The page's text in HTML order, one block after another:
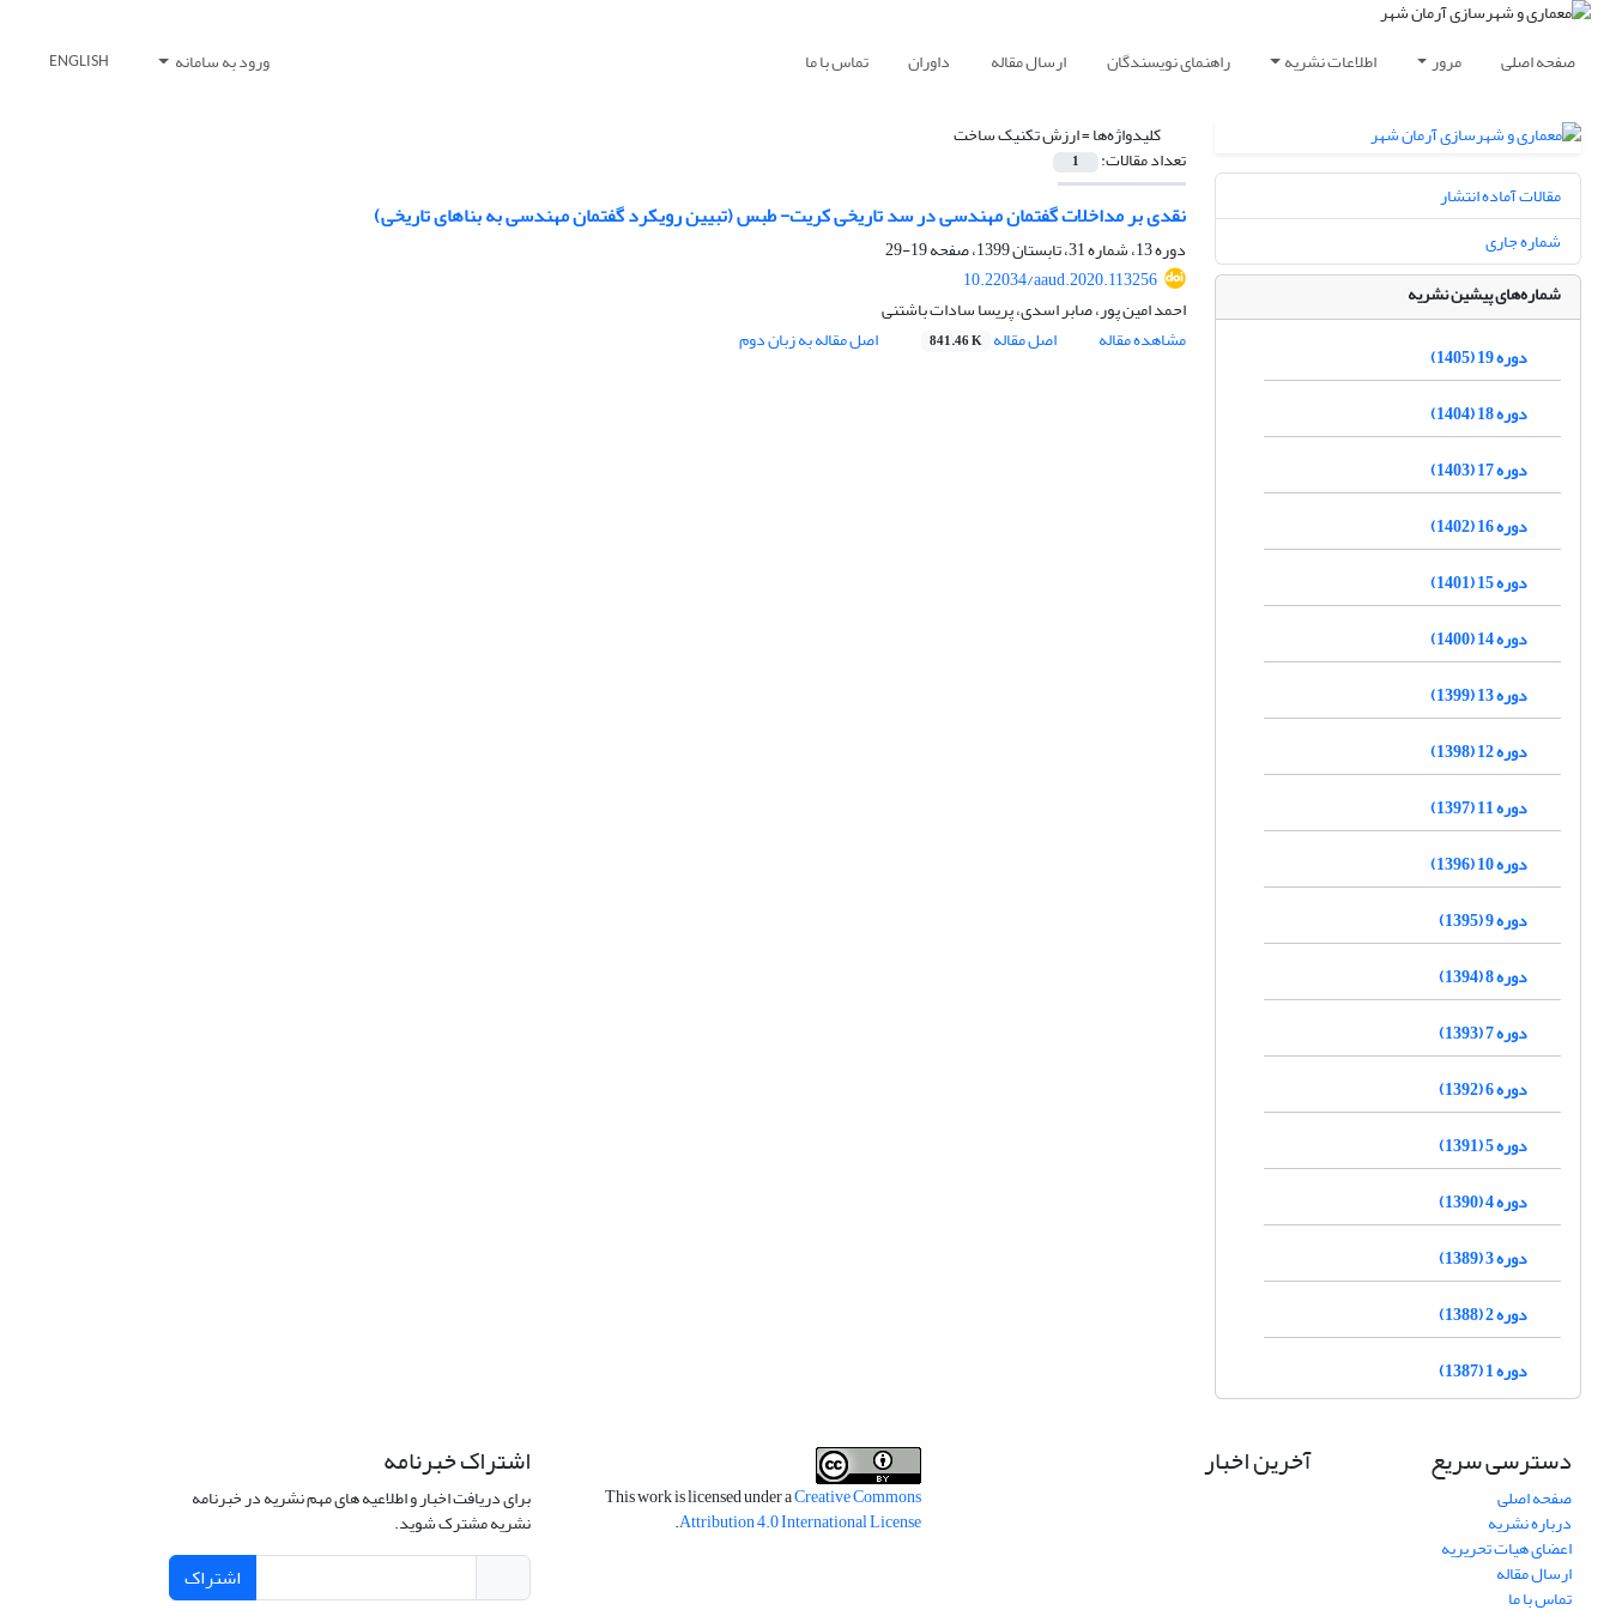
صفحه اصلی مرور اطلاعات نشریه راهنمای نویسندگان ارسال مقاله داوران تماس با ما ورود به سامانه ENGLISH
کلیدواژه‌ها =ارزش تکنیک ساخت
تعداد مقالات: 1
نقدی بر مداخلات گفتمان مهندسی در سد تاریخی کریت- طبس (تبیین رویکرد گفتمان مهندسی به بناهای تاریخی)
دوره 13، شماره 31، تابستان 1399، صفحه
19-29
10.22034/aaud.2020.113256
احمد امین پور، صابر اسدی، پریسا سادات باشتنی
مشاهده مقاله
اصل مقاله 841.46 K اصل مقاله به زبان دوم
مقالات آماده انتشار
شماره جاری
شماره‌های پیشین نشریه
دوره 19 (1405)
دوره 18 (1404)
دوره 17 (1403)
دوره 16 (1402)
دوره 15 (1401)
دوره 14 (1400)
دوره 13 (1399)
دوره 12 (1398)
دوره 11 (1397)
دوره 10 (1396)
دوره 9 (1395)
دوره 8 (1394)
دوره 7 (1393)
دوره 6 (1392)
دوره 5 (1391)
دوره 4 (1390)
دوره 3 (1389)
دوره 2 (1388)
دوره 1 (1387)
دسترسی سریع
صفحه اصلی
درباره نشریه
اعضای هیات تحریریه
ارسال مقاله
تماس با ما
آخرین اخبار
This work is licensed under aCreative Commons
Attribution 4.0 International License
.
اشتراک خبرنامه
برای دریافت اخبار و اطلاعیه های مهم نشریه در خبرنامه
نشریه مشترک شوید.
اشتراک